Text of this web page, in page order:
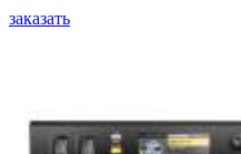
заказать